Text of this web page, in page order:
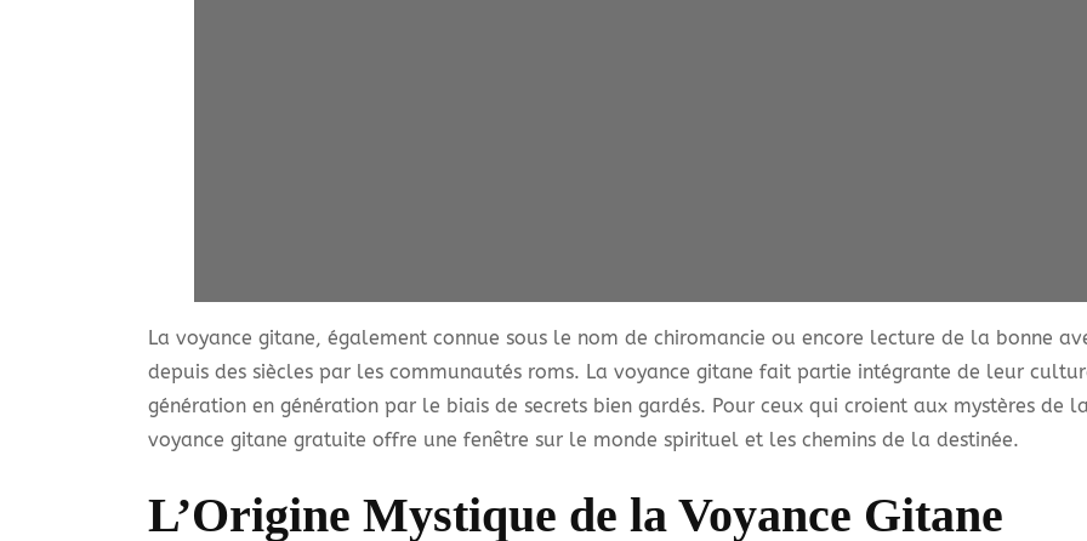
La voyance gitane, également connue sous le nom de chiromancie ou encore lecture de la bonne
depuis des siècles par les communautés roms. La voyance gitane fait partie intégrante de leur
génération en génération par le biais de secrets bien gardés. Pour ceux qui croient aux mystères de
voyance gitane gratuite offre une fenêtre sur le monde spirituel et les chemins de la destinée.
L’Origine Mystique de la Voyance Gitane